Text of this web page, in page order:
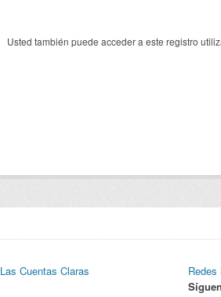
Usted también puede acceder a este registro
Las Cuentas Claras